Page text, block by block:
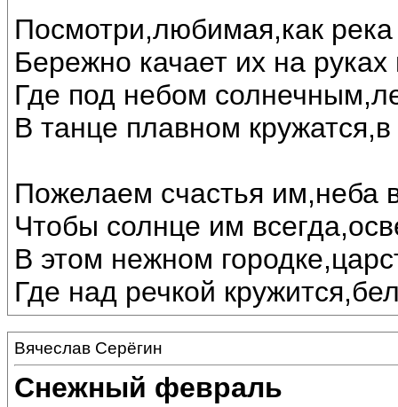
Посмотри,любимая,как река
Бережно качает их на
Где под небом
В танце плавном
Пожелаем счастья им,неба
Чтобы солнце им
В этом нежном
Где над речкой
Вячеслав Серёгин
Снежный февраль